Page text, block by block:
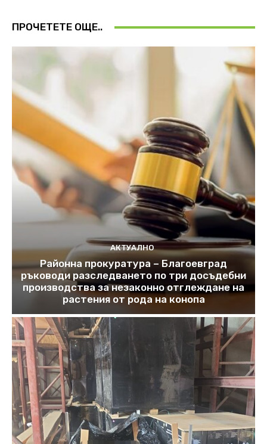
ПРОЧЕТЕТЕ ОЩЕ..
АКТУАЛНО
Районна прокуратура – Благоевград
ръководи разследването по три досъдебни
производства за незаконно отглеждане на
растения от рода на конопа